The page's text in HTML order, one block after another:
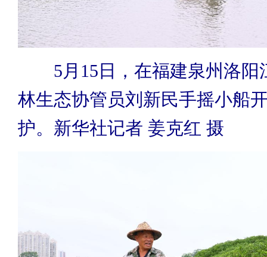
5月15日，在福建泉州洛阳
林生态协管员刘新民手摇小船
护。新华社记者 姜克红 摄